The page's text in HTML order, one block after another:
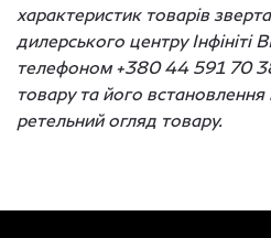
характеристик товарів
дилерського центру Інфініті
телефоном +380 44 591 70
товару та його
ретельний огляд товару.